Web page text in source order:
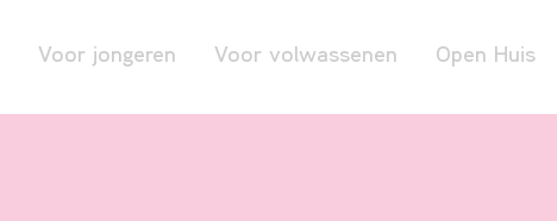
Voor jongeren Voor volwassenen Open Huis